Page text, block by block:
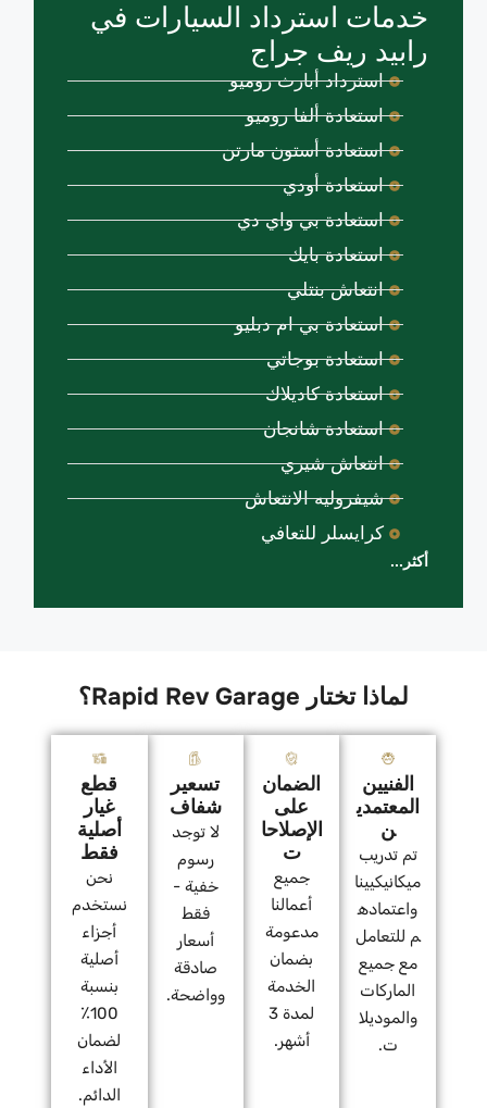
خدمات استرداد السيارات في
رابيد ريف جراج
استرداد أبارث روميو
استعادة ألفا روميو
استعادة أستون مارتن
استعادة أودي
استعادة بي واي دي
استعادة بايك
انتعاش بنتلي
استعادة بي ام دبليو
استعادة بوجاتي
استعادة كاديلاك
استعادة شانجان
انتعاش شيري
شيفروليه الانتعاش
كرايسلر للتعافي
أكثر...
لماذا تختار Rapid Rev Garage؟
الفنيين
المعتمدي
ن
تم تدريب
ميكانيكيينا
واعتماده
م للتعامل
مع جميع
الماركات
والموديلا
ت.
الضمان
على
الإصلاحا
ت
جميع
أعمالنا
مدعومة
بضمان
الخدمة
لمدة 3
أشهر.
تسعير
شفاف
لا توجد
رسوم
خفية -
فقط
أسعار
صادقة
وواضحة.
قطع
غيار
أصلية
فقط
نحن
نستخدم
أجزاء
أصلية
بنسبة
100٪
لضمان
الأداء
الدائم.